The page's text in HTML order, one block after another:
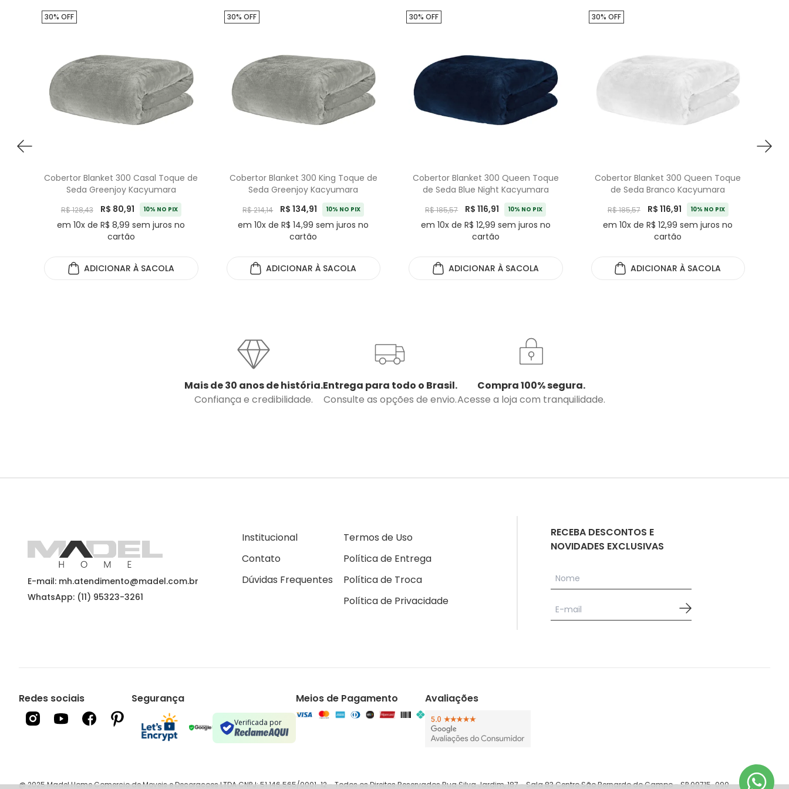
Cobertor Blanket 300 Casal Toque de
Seda Greenjoy Kacyumara
R$ 128,43 R$ 80,91 10% NO PIX
em 10x de R$ 8,99 sem juros no
cartão
30% OFF
ADICIONAR À SACOLA
Cobertor Blanket 300 King Toque de
Seda Greenjoy Kacyumara
R$ 214,14 R$ 134,91 10% NO PIX
em 10x de R$ 14,99 sem juros no
cartão
30% OFF
ADICIONAR À SACOLA
Cobertor Blanket 300 Queen Toque
de Seda Blue Night Kacyumara
R$ 185,57 R$ 116,91 10% NO PIX
em 10x de R$ 12,99 sem juros no
cartão
30% OFF
ADICIONAR À SACOLA
Cobertor Blanket 300 Queen Toque
de Seda Branco Kacyumara
R$ 185,57 R$ 116,91 10% NO PIX
em 10x de R$ 12,99 sem juros no
cartão
30% OFF
ADICIONAR À SACOLA
Mais de 30 anos de história.
Confiança e credibilidade.
Entrega para todo o Brasil.
Consulte as opções de envio.
Compra 100% segura.
Acesse a loja com tranquilidade.
E-mail: mh.atendimento@madel.com.br
WhatsApp: (11) 95323-3261
Institucional
Contato
Dúvidas Frequentes
Termos de Uso
Política de Entrega
Política de Troca
Política de Privacidade
RECEBA DESCONTOS E
NOVIDADES EXCLUSIVAS
Redes sociais Segurança
Verificada por
Meios de Pagamento Avaliações
@ 2025 Madel Home Comercio de Moveis e Decoracoes LTDA CNPJ: 51.146.565/0001-12 - Todos os Direitos Reservados Rua Silva Jardim, 187 - Sala 83 Centro São Bernardo do Campo - SP 09715-090